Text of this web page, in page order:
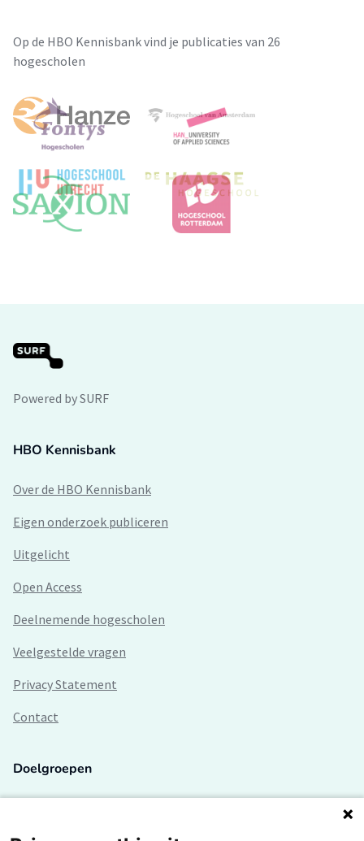
Op de HBO Kennisbank vind je publicaties van 26
hogescholen
Powered by SURF
HBO Kennisbank
Over de HBO Kennisbank
Eigen onderzoek publiceren
Uitgelicht
Open Access
Deelnemende hogescholen
Veelgestelde vragen
Privacy Statement
Contact
Doelgroepen